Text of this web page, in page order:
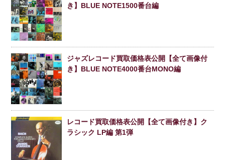
き】BLUE NOTE1500番台編
ジャズレコード買取価格表公開【全て画像付
き】BLUE NOTE4000番台MONO編
レコード買取価格表公開【全て画像付き】ク
ラシック LP編 第1弾